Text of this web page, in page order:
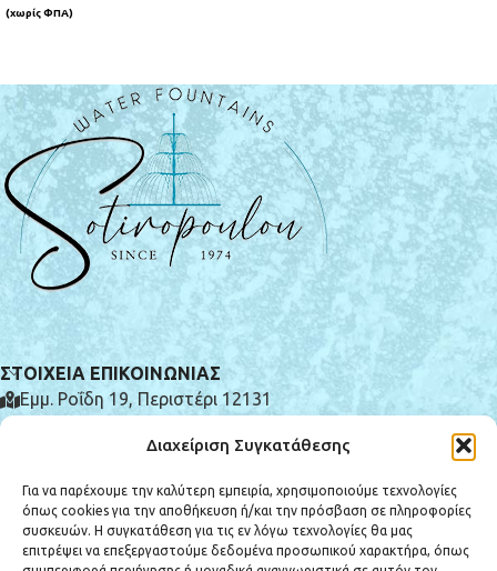
Διαχείριση Συγκατάθεσης
Για να παρέχουμε την καλύτερη εμπειρία, χρησιμοποιούμε τεχνολογίες
όπως cookies για την αποθήκευση ή/και την πρόσβαση σε πληροφορίες
συσκευών. Η συγκατάθεση για τις εν λόγω τεχνολογίες θα μας
επιτρέψει να επεξεργαστούμε δεδομένα προσωπικού χαρακτήρα, όπως
(χωρίς ΦΠΑ)
ΣΤΟΙΧΕΙΑ ΕΠΙΚΟΙΝΩΝΙΑΣ
Εμμ. Ροΐδη 19, Περιστέρι 12131
(+30) 210 575 0185